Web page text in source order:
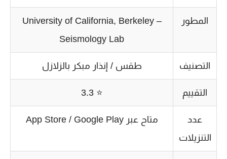
المطور
University of California, Berkeley –
Seismology Lab
التصنيف طقس / إنذار مبكر بالزلازل
التقييم ⭐ 3.3
عدد
التنزيلات
متاح عبر App Store / Google Play